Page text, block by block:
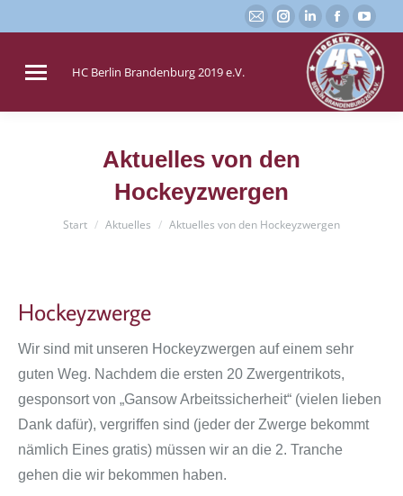
E-
in
window
Instagram
page
opens
new
Linkedin
page
opens
in
new
page
opens
in
new
in
new
HC Berlin Brandenburg 2019 e.V.
Aktuelles von den
Hockeyzwergen
Sie befinden sich hier:
Start Aktuelles Aktuelles von den Hockeyzwergen
Hockeyzwerge
Wir sind mit unseren Hockeyzwergen auf einem sehr
guten Weg. Nachdem die ersten 20 Zwergentrikots,
gesponsort von „Gansow Arbeitssicherheit“ (vielen lieben
Dank dafür), vergriffen sind (jeder der Zwerge bekommt
nämlich Eines gratis) müssen wir an die 2. Tranche
gehen die wir bekommen haben.